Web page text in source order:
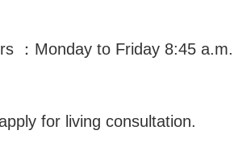
：Monday to Friday 8:45 a.m.
for living consultation.